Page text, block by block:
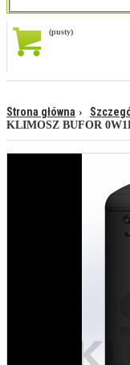
(pusty)
Strona główna
KLIMOSZ BUFOR